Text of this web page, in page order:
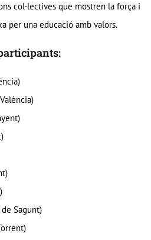
col·lectives que mostren la força i
per una educació amb valors.
Sagunt)